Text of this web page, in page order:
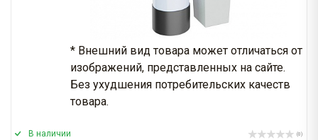
* Внешний вид товара может отличаться от
изображений, представленных на сайте.
Без ухудшения потребительских качеств
товара.
В наличии (0)